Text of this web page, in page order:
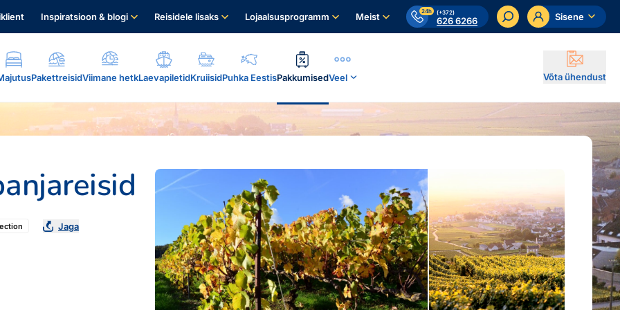
Inspiratsioon & blogi Reisidele lisaks Lojaalsusprogramm Meist 24h (+372)
626 6266 Sisene
PakettreisidViimane hetkLaevapiletidKruiisidPuhka EestisPakkumisedVeel Võta ühendust
Jaga